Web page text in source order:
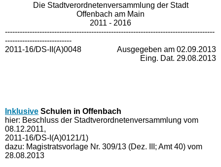
Die Stadtverordnetenversammlung der Stadt
Offenbach am Main
2011 - 2016
-------------------------------------------------------------------------------------
---------------------------
2011-16/DS-II(A)0048
Ausgegeben am 02.09.2013
Eing. Dat. 29.08.2013
Inklusive Schulen in Offenbach
hier: Beschluss der Stadtverordnetenversammlung vom
08.12.2011,
2011-16/DS-I(A)0121/1)
dazu: Magistratsvorlage Nr. 309/13 (Dez. III; Amt 40) vom
28.08.2013